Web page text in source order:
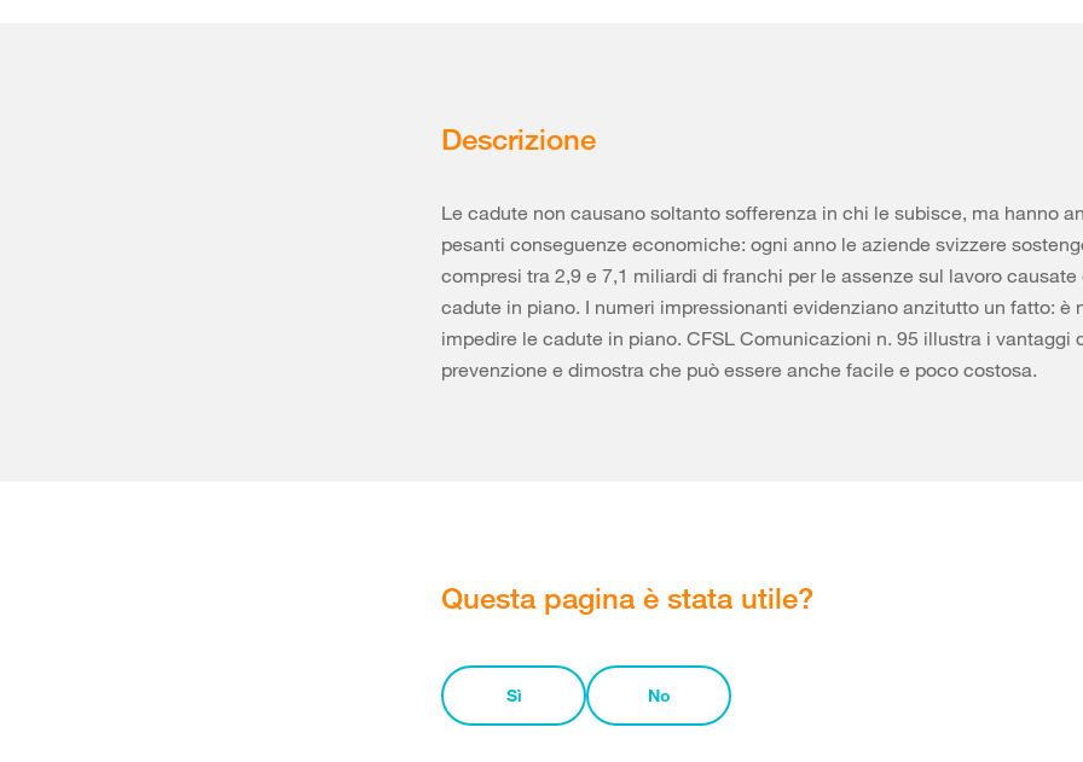
Descrizione
Le cadute non causano soltanto sofferenza in chi le subisce, ma hanno
pesanti conseguenze economiche: ogni anno le aziende svizzere
compresi tra 2,9 e 7,1 miliardi di franchi per le assenze sul lavoro causate
cadute in piano. I numeri impressionanti evidenziano anzitutto un fatto: è
impedire le cadute in piano. CFSL Comunicazioni n. 95 illustra i vantaggi
prevenzione e dimostra che può essere anche facile e poco costosa.
Questa pagina è stata utile?
Sì No